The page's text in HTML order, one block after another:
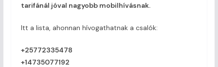
tarifánál jóval nagyobb mobilhívásnak.
Itt a lista, ahonnan hívogathatnak a csalók:
+25772335478
+14735077192